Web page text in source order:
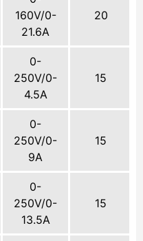
160V/0-
21.6A
20
0-
250V/0-
4.5A
15
0-
250V/0-
9A
15
0-
250V/0-
13.5A
15